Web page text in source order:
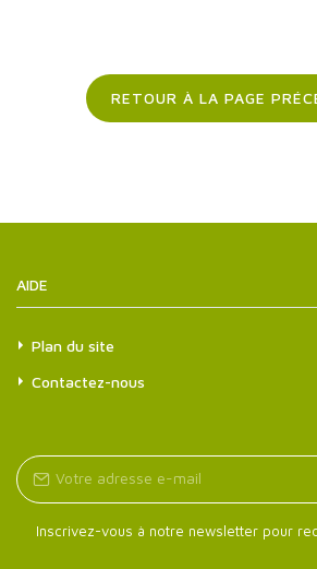
RETOUR À LA PAGE
AIDE
Plan du site
Contactez-nous
Inscrivez-vous à notre newsletter pour